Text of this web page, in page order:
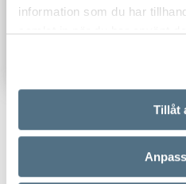
information som du har
samlat in när du har använt
Tillåt